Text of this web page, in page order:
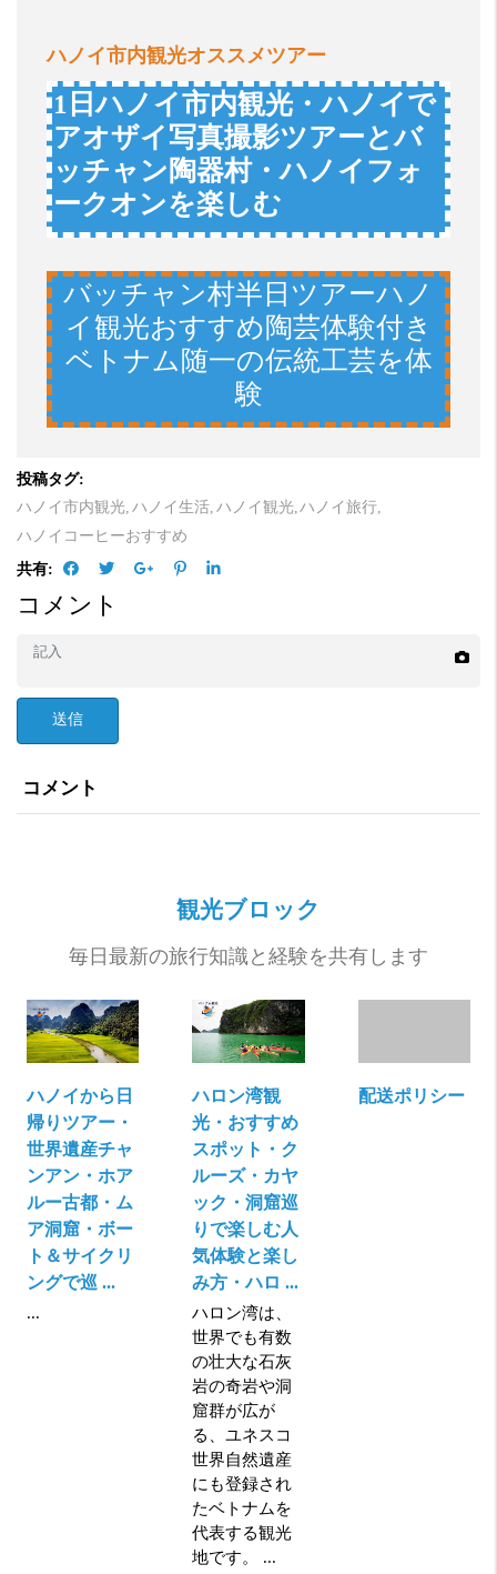
ハノイ市内観光オススメツアー
1日ハノイ市内観光・ハノイで
アオザイ写真撮影ツアーとバ
ッチャン陶器村・ハノイフォ
ークオンを楽しむ
バッチャン村半日ツアーハノ
イ観光おすすめ陶芸体験付き
ベトナム随一の伝統工芸を体
験
投稿タグ:
ハノイ市内観光,ハノイ生活,ハノイ観光,ハノイ旅行,
ハノイコーヒーおすすめ
共有:
コメント
送信
コメント
観光ブロック
毎日最新の旅行知識と経験を共有します
ハノイから日
帰りツアー・
世界遺産チャ
ンアン・ホア
ルー古都・ム
ア洞窟・ボー
ト＆サイクリ
ングで巡 ...
...
ハロン湾観
光・おすすめ
スポット・ク
ルーズ・カヤ
ック・洞窟巡
りで楽しむ人
気体験と楽し
み方・ハロ ...
ハロン湾は、
世界でも有数
の壮大な石灰
岩の奇岩や洞
窟群が広が
る、ユネスコ
世界自然遺産
にも登録され
たベトナムを
代表する観光
地です。 ...
配送ポリシー